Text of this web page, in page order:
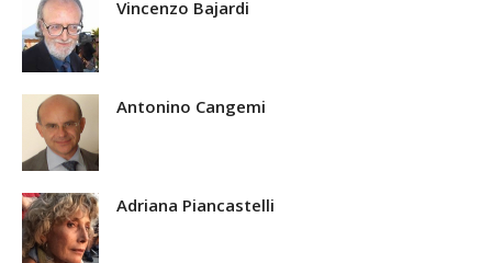
Vincenzo Bajardi
Antonino Cangemi
Adriana Piancastelli